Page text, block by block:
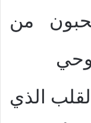
من
الذي